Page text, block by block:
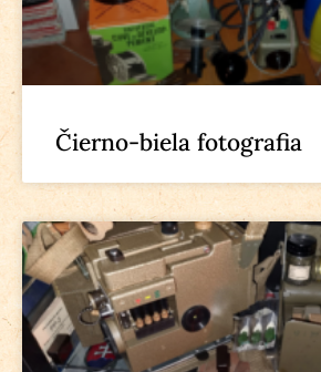
Čierno-biela fotografia